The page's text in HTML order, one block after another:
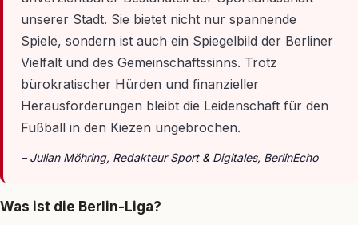
unserer Stadt. Sie bietet nicht nur spannende
Spiele, sondern ist auch ein Spiegelbild der Berliner
Vielfalt und des Gemeinschaftssinns. Trotz
bürokratischer Hürden und finanzieller
Herausforderungen bleibt die Leidenschaft für den
Fußball in den Kiezen ungebrochen.
– Julian Möhring, Redakteur Sport & Digitales, BerlinEcho
Was ist die Berlin-Liga?